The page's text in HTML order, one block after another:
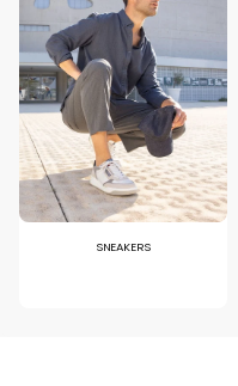
SNEAKERS